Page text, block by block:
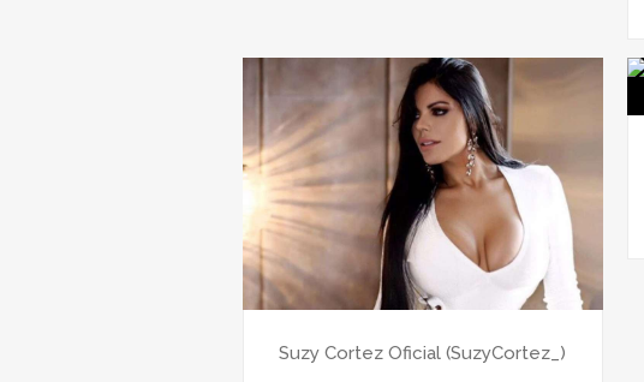
Suzy Cortez Oficial (SuzyCortez_)